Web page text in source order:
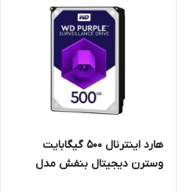
هارد اینترنال 500 گیگابایت
وسترن دیجیتال بنفش مدل